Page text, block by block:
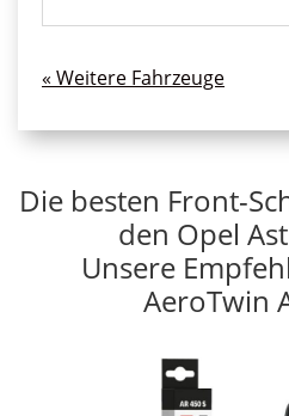
Die besten Front-
den Opel
Unsere
AeroTwin